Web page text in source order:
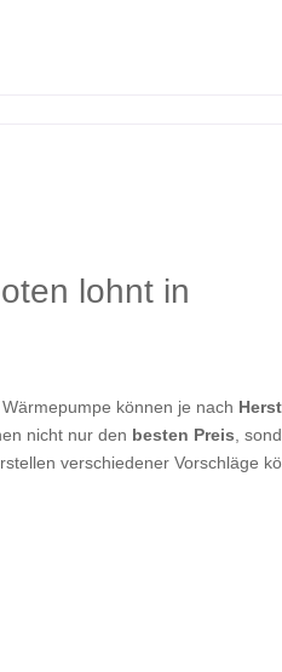
lohnt in
können je nach
nicht nur den besten Preis ,
verschiedener Vorschläge